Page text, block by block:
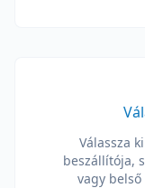
Válassza
beszállítója,
vagy